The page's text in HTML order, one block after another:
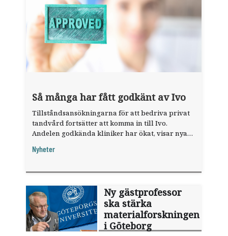
Så många har fått godkänt av Ivo
Tillståndsansökningarna för att bedriva privat
tandvård fortsätter att komma in till Ivo.
Andelen godkända kliniker har ökat, visar nya
Nyheter
Ny gästprofessor
ska stärka
materialforskningen
i Göteborg